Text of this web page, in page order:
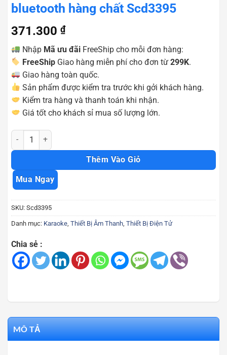
bluetooth hàng chất Scd3395
371.300 ₫
Nhập Mã ưu đãi FreeShip cho mỗi đơn hàng:
FreeShip Giao hàng miễn phí cho đơn từ299K.
Giao hàng toàn quốc.
Sản phẩm được kiểm tra trước khi gởi khách hàng.
Kiểm tra hàng và thanh toán khi nhận.
Giá tốt cho khách sỉ mua số lượng lớn.
Mic karaoke SD10 kèm loa kết nối bluetooth hàng chất Scd3395 số
Thêm Vào Giỏ
Mua Ngay
SKU: Scd3395
Danh mục: Karaoke, Thiết Bị Âm Thanh, Thiết Bị Điện Tử
Chia sẻ :
MÔ TẢ